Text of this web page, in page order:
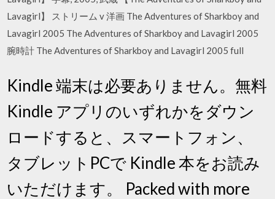
Lavagirl】 ストリーム v 洋画 The Adventures of Sharkboy and
Lavagirl 2005 The Adventures of Sharkboy and Lavagirl 2005
腕時計 The Adventures of Sharkboy and Lavagirl 2005 full
Kindle 端末は必要ありません。無料
Kindle アプリのいずれかをダウン
ロードすると、スマートフォン、
タブレットPCで Kindle 本をお読み
いただけます。 Packed with more